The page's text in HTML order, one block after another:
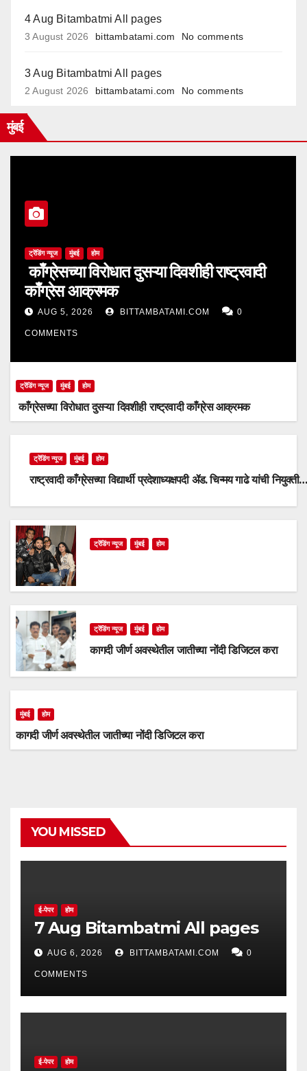
4 Aug Bitambatmi All pages
3 August 2026 bittambatami.com No comments
3 Aug Bitambatmi All pages
2 August 2026 bittambatami.com No comments
मुंबई
ट्रेंडिंग न्यूज मुंबई होम
काँग्रेसच्या विरोधात दुसऱ्या दिवशीही राष्ट्रवादी
काँग्रेस आक्रमक
AUG 5, 2026 BITTAMBATAMI.COM 0
COMMENTS
ट्रेंडिंग न्यूज मुंबई होम
काँग्रेसच्या विरोधात दुसऱ्या दिवशीही राष्ट्रवादी काँग्रेस आक्रमक
ट्रेंडिंग न्यूज मुंबई होम
राष्ट्रवादी काँग्रेसच्या विद्यार्थी प्रदेशाध्यक्षपदी ॲड. चिन्मय गाढे यांची नियुक्ती…
ट्रेंडिंग न्यूज मुंबई होम
ट्रेंडिंग न्यूज मुंबई होम
कागदी जीर्ण अवस्थेतील जातीच्या नोंदी डिजिटल करा
मुंबई होम
कागदी जीर्ण अवस्थेतील जातीच्या नोंदी डिजिटल करा
YOU MISSED
ई-पेपर होम
7 Aug Bitambatmi All pages
AUG 6, 2026 BITTAMBATAMI.COM 0
COMMENTS
ई-पेपर होम